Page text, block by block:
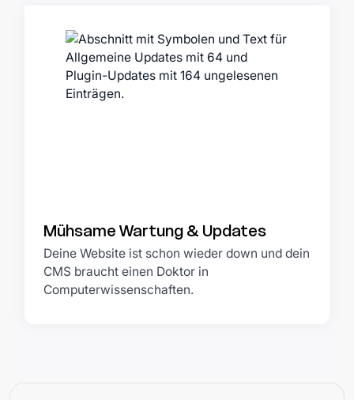
Mühsame Wartung & Updates
Deine Website ist schon wieder down und dein
CMS braucht einen Doktor in
Computerwissenschaften.